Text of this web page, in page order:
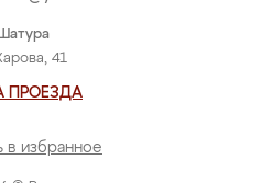
41
ПРОЕЗДА
в избранное